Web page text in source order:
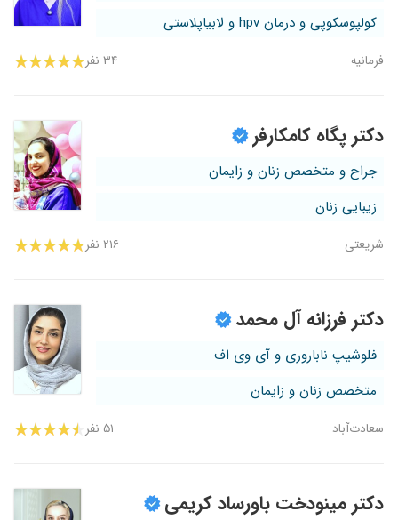
کولپوسکوپی و درمان hpv و لابیاپلاستی
فرمانیه ۳۴ نفر
دکتر پگاه کامکارفر
جراح و متخصص زنان و زایمان
زیبایی زنان
شریعتی ۲۱۶ نفر
دکتر فرزانه آل محمد
فلوشیپ ناباروری و آی وی اف
متخصص زنان و زایمان
سعادت‌آباد ۵۱ نفر
دکتر مینودخت باورساد کریمی